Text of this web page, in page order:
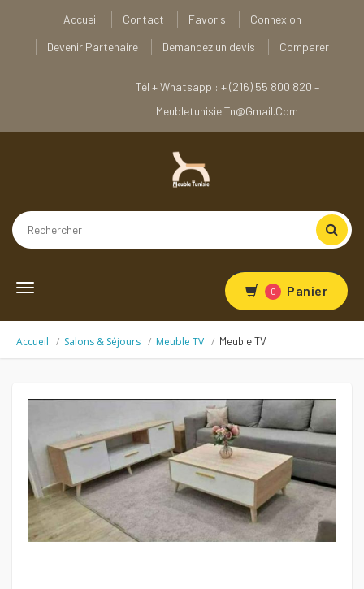
Accueil Contact Favoris
Connexion
Devenir Partenaire
Demandez un devis Comparer
Tél + Whatsapp : + (216) 55 800 820 –
Meubletunisie.tn@gmail.com
Toggle
0 Panier
Accueil Salons & Séjours Meuble TV Meuble TV